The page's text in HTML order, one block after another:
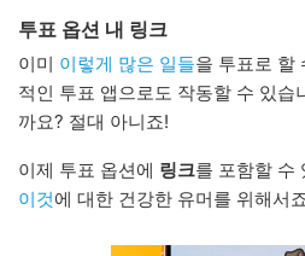
투표 옵션 내 링크
이미 이렇게 많은 일들을 투표로 할
적인 투표 앱으로도 작동할 수 있습
까요? 절대 아니죠!
이제 투표 옵션에 링크를 포함할 수
이것에 대한 건강한 유머를 위해서